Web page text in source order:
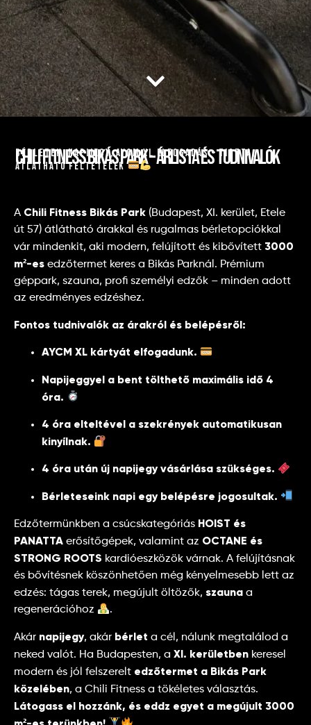
Chili Fitness Bikás Park – Árlista és tudnivalók
Bérletek, napijegy, AYCM XL elfogadás – tiszta,
átlátható feltételek
A Chili Fitness Bikás Park (Budapest, XI. kerület, Etele
út 57) átlátható árakkal és rugalmas bérletopciókkal
vár mindenkit, aki modern, felújított és kibővített 3000
m²-es edzőtermet keres a Bikás Parknál. Prémium
géppark, szauna, profi személyi edzők – minden adott
az eredményes edzéshez.
Fontos tudnivalók az árakról és belépésről:
AYCM XL kártyát elfogadunk.
Napijeggyel a bent tölthető maximális idő 4
óra.
4 óra elteltével a szekrények automatikusan
kinyílnak.
4 óra után új napijegy vásárlása szükséges.
Bérleteseink napi egy belépésre jogosultak.
Edzőtermünkben a csúcskategóriás HOIST és
PANATTA erősítőgépek, valamint az OCTANE és
STRONG ROOTS kardióeszközök várnak. A felújításnak
és bővítésnek köszönhetően még kényelmesebb lett az
edzés: tágas terek, megújult öltözők, szauna a
regenerációhoz
.
Akár napijegy, akár bérlet a cél, nálunk megtalálod a
neked valót. Ha Budapesten, a XI. kerületben keresel
modern és jól felszerelt edzőtermet a Bikás Park
közelében, a Chili Fitness a tökéletes választás.
Látogass el hozzánk, és eddz egyet a megújult 3000